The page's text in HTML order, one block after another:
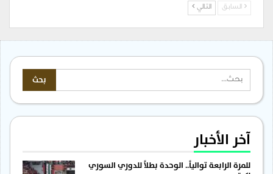
السابق التالي
آخر الأخبار
للمرة الرابعة توالياً.. الوحدة بطلاً للدوري السوري